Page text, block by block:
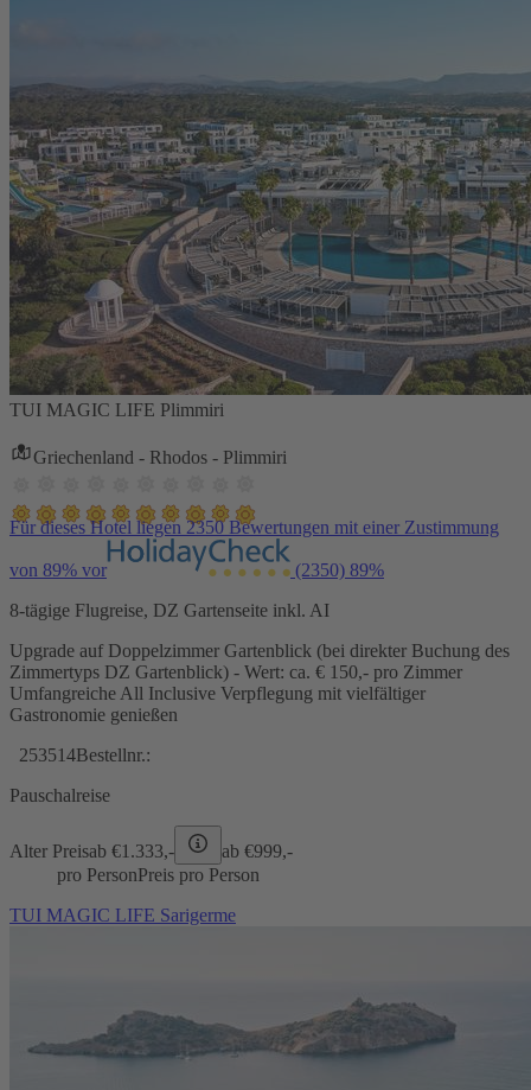
TUI MAGIC LIFE Plimmiri
Griechenland - Rhodos - Plimmiri
Für dieses Hotel liegen 2350 Bewertungen mit einer Zustimmung
von 89% vor (2350) 89%
8-tägige Flugreise, DZ Gartenseite inkl. AI
Upgrade auf Doppelzimmer Gartenblick (bei direkter Buchung des
Zimmertyps DZ Gartenblick) - Wert: ca. € 150,- pro Zimmer
Umfangreiche All Inclusive Verpflegung mit vielfältiger
Gastronomie genießen
253514Bestellnr.:
Pauschalreise
Alter Preisab €1.333,- ab €999,-
pro PersonPreis pro Person
TUI MAGIC LIFE Sarigerme